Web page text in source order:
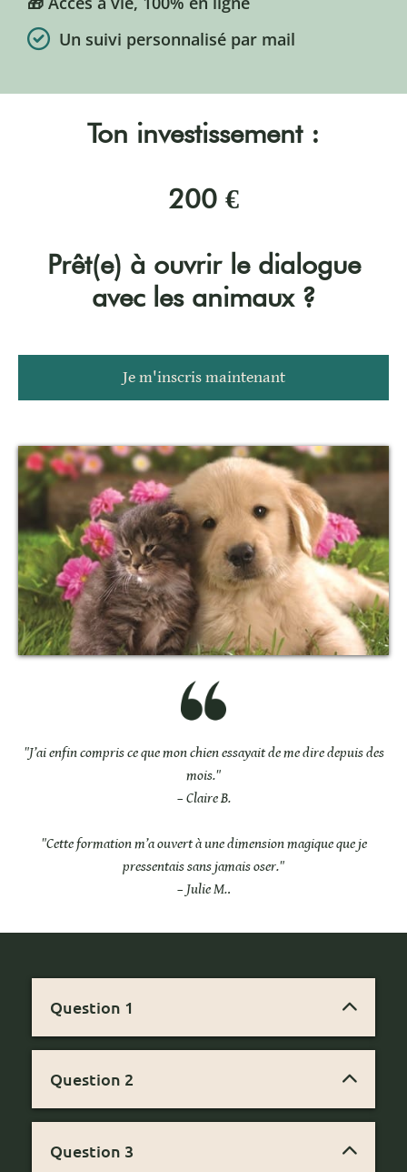
Un suivi personnalisé par mail
Ton investissement :
200 €
Prêt(e) à ouvrir le dialogue
avec les animaux ?
Je m'inscris maintenant
"J’ai enfin compris ce que mon chien essayait de me dire depuis des
mois."
– Claire B.
"Cette formation m’a ouvert à une dimension magique que je
pressentais sans jamais oser."
– Julie M..
Question 1
Ai-je besoin d’un don ? → Non
Question 2
Combien de temps ai-je accès ? → À vie
Question 3